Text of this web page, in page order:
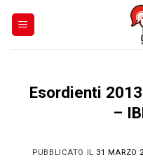
Esordienti
–
PUBBLICATO IL 31 MARZO